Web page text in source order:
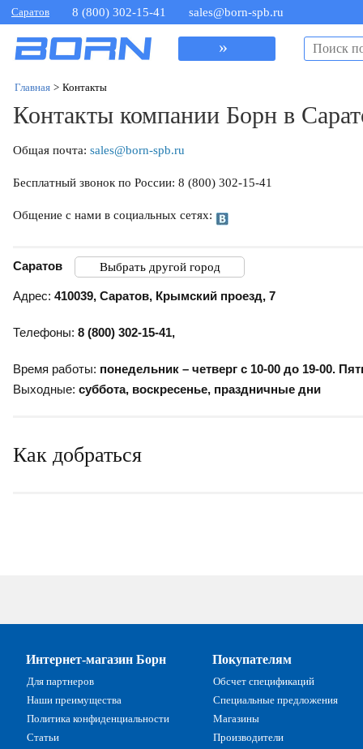
Саратов 8 (800) 302-15-41 sales@born-spb.ru
»
Главная > Контакты
Контакты компании Борн в
Общая почта: sales@born-spb.ru
Бесплатный звонок по России: 8 (800) 302-15-41
Общение с нами в социальных сетях:
Саратов Выбрать другой город
Адрес: 410039, Саратов, Крымский проезд, 7
Телефоны: 8 (800) 302-15-41,
Время работы: понедельник – четверг с 10-00 до 19-00.
Выходные: суббота, воскресенье, праздничные дни
Как добраться
Интернет-магазин Борн
Для партнеров
Наши преимущества
Политика конфиденциальности
Статьи
Покупателям
Обсчет спецификаций
Специальные предложения
Магазины
Производители